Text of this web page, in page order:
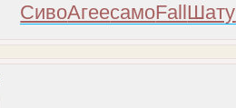
СивоАгеесамоFallШату